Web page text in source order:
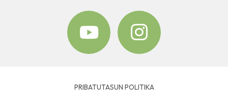
PRIBATUTASUN POLITIKA